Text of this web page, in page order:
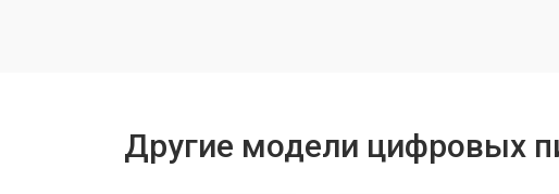
Другие модели цифровых